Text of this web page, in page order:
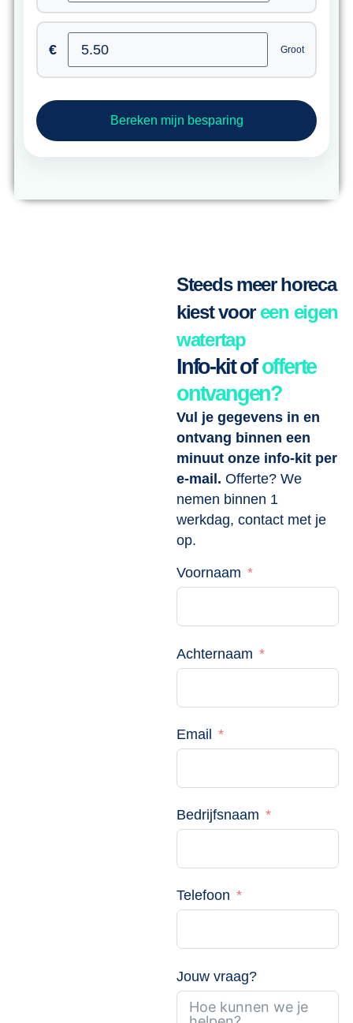
€ Groot
Bereken mijn besparing
Steeds meer horeca
kiest voor een eigen
watertap
Info-kit ofofferte
ontvangen?
Vul je gegevens in en
ontvang binnen een
minuut onze info-kit per
e-mail. Offerte? We
nemen binnen 1
werkdag, contact met je
op.
Voornaam
Achternaam
Email
Bedrijfsnaam
Telefoon
Jouw vraag?